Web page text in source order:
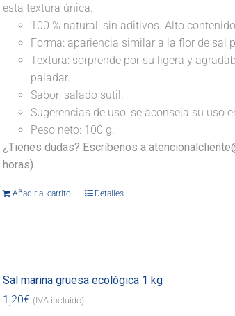
esta textura única.
100 % natural, sin aditivos. Alto
Forma: apariencia similar a la flor de sal
Textura: sorprende por su ligera y
paladar.
Sabor: salado sutil.
Sugerencias de uso: se aconseja su uso
Peso neto: 100 g.
¿Tienes dudas? Escríbenos a
horas).
Añadir al carrito Detalles
Sal marina gruesa ecológica 1 kg
1,20€ (IVA incluido)